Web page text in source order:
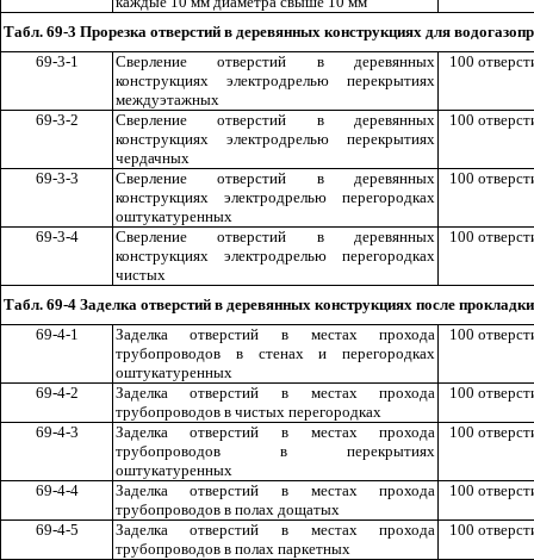
Табл. 69-3 Прорезка отверстий в деревянных конструкциях для
69-3-1
Сверление отверстий в деревянных
конструкциях электродрелью перекрытиях
междуэтажных
100
69-3-2
Сверление отверстий в деревянных
конструкциях электродрелью перекрытиях
чердачных
100
69-3-3
Сверление отверстий в деревянных
конструкциях электродрелью перегородках
оштукатуренных
100
69-3-4
Сверление отверстий в деревянных
конструкциях электродрелью перегородках
чистых
100
Табл. 69-4 Заделка отверстий в деревянных конструкциях после
69-4-1
Заделка отверстий в местах прохода
трубопроводов в стенах и перегородках
оштукатуренных
100
69-4-2
Заделка отверстий в местах прохода
трубопроводов в чистых перегородках
100
69-4-3
Заделка отверстий в местах прохода
трубопроводов в перекрытиях
оштукатуренных
100
69-4-4
Заделка отверстий в местах прохода
трубопроводов в полах дощатых
100
69-4-5
Заделка отверстий в местах прохода
трубопроводов в полах паркетных
100